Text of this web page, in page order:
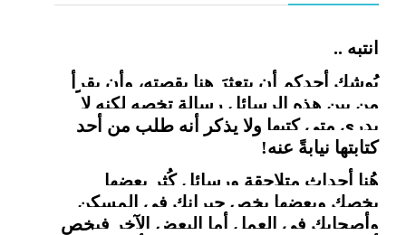
انتبه ..
يُوشك أحدكم أن يتعثرَ هنا بقصته، وأن يقرأ
من بين هذه الرسائل رسالة تخصه لكنه لا
يدري متى كتبها ولا يذكر أنه طلب من أحد
كتابتها نيابةً عنه!
هُنا أحداث متلاحقة ورسائل كُثر بعضها
يخصك وبعضها يخص جيرانك في المسكن
وأصحابك في العمل أما البعض الآخر فيخص